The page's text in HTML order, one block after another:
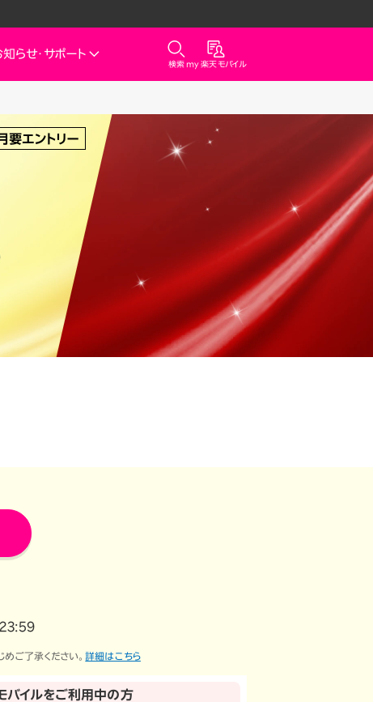
診断
っちがいい？
最強おうちプログラム
らせ・ サポート
天モバイル
Rakuten Turbo
天ひかり
天でんき
検索 my 楽天モバイル
23:59
ご了承ください。詳細はこちら
バイルをご利用中の方